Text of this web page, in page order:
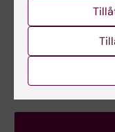
Studievägledare
Telefon:
+46852488104
E-post: